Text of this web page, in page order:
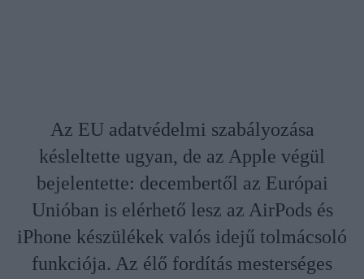
Az EU adatvédelmi szabályozása
késleltette ugyan, de az Apple végül
bejelentette: decembertől az Európai
Unióban is elérhető lesz az AirPods és
iPhone készülékek valós idejű tolmácsoló
funkciója. Az élő fordítás mesterséges